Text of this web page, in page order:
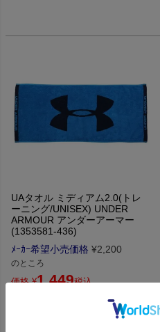
UAタオル ミディアム2.0(トレ
ーニング/UNISEX) UNDER
ARMOUR アンダーアーマー
(1353581-436)
ﾒｰｶｰ希望小売価格 ¥2,200
のところ
価格 ¥1,449税込
メール便対応可（290円）